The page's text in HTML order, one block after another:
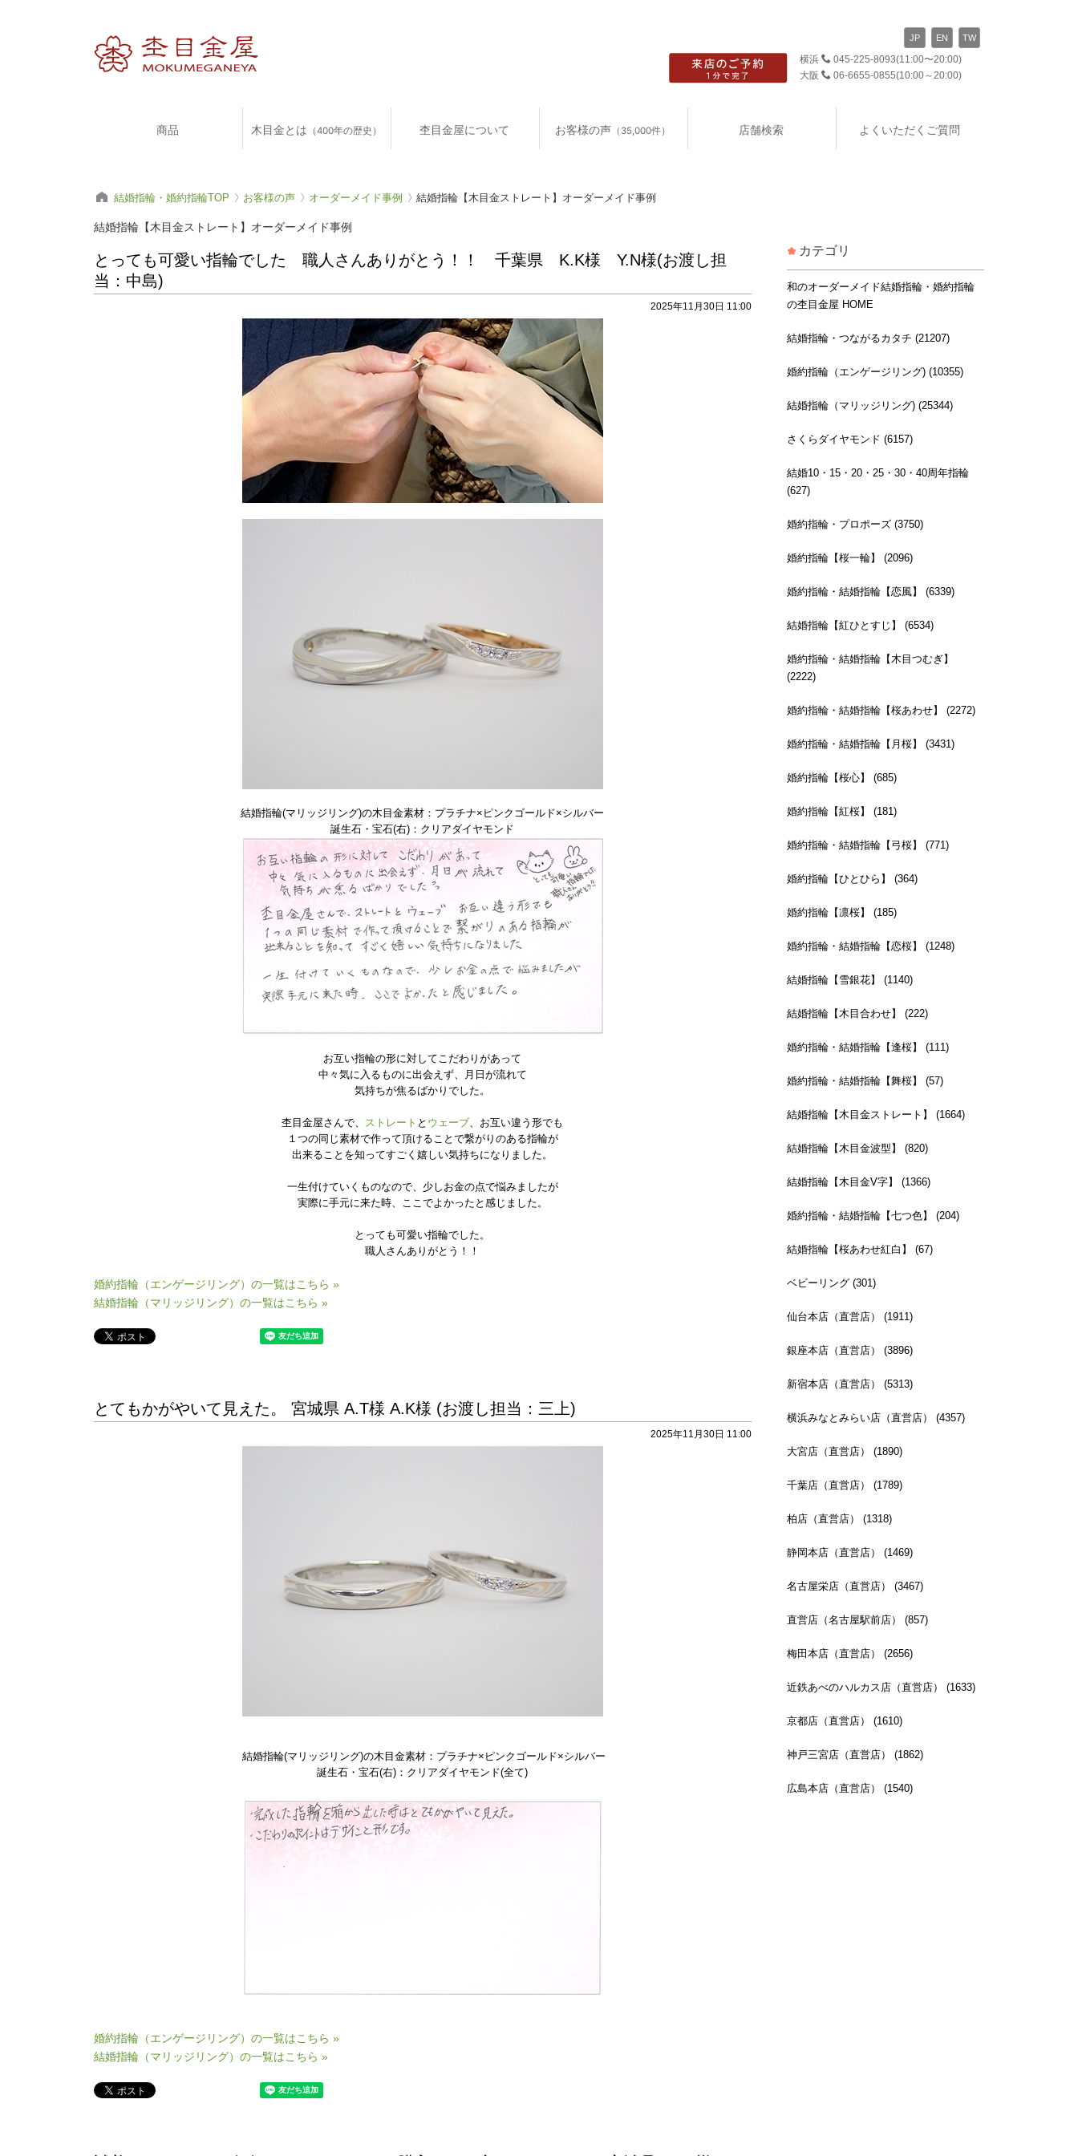
横浜 045-225-8093(11:00〜20:00)
大阪
06-6655-0855(10:00～20:00)
JP EN TW
商品 木目金とは （400年の歴史） 杢目金屋について お客様の声 （35,000件） 店舗検索 よくいただくご質問
結婚指輪・婚約指輪TOP お客様の声 オーダーメイド事例 結婚指輪【木目金ストレート】オーダーメイド事例
結婚指輪【木目金ストレート】オーダーメイド事例
とっても可愛い指輪でした 職人さんありがとう！！ 千葉県 K.K様 Y.N様(お渡し担
当：中島)
2025年11月30日 11:00
結婚指輪(マリッジリング)の木目金素材：プラチナ×ピンクゴールド×シルバー
誕生石・宝石(右)：クリアダイヤモンド
お互い指輪の形に対してこだわりがあって
中々気に入るものに出会えず、月日が流れて
気持ちが焦るばかりでした。
杢目金屋さんで、 ストレート と ウェーブ 、お互い違う形でも
１つの同じ素材で作って頂けることで繋がりのある指輪が
出来ることを知ってすごく嬉しい気持ちになりました。
一生付けていくものなので、少しお金の点で悩みましたが
実際に手元に来た時、ここでよかったと感じました。
とっても可愛い指輪でした。
職人さんありがとう！！
婚約指輪（エンゲージリング）の一覧はこちら »
結婚指輪（マリッジリング）の一覧はこちら »
とてもかがやいて見えた。 宮城県 A.T様 A.K様 (お渡し担当：三上)
2025年11月30日 11:00
結婚指輪(マリッジリング)の木目金素材： プラチナ×ピンクゴールド×シルバー
誕生石・宝石(右)：クリアダイヤモンド(全て)
婚約指輪（エンゲージリング）の一覧はこちら »
結婚指輪（マリッジリング）の一覧はこちら »
カテゴリ
和のオーダーメイド結婚指輪・婚約指輪
の杢目金屋 HOME
結婚指輪・つながるカタチ (21207)
婚約指輪（エンゲージリング) (10355)
結婚指輪（マリッジリング) (25344)
さくらダイヤモンド (6157)
結婚10・15・20・25・30・40周年指輪
(627)
婚約指輪・プロポーズ (3750)
婚約指輪【桜一輪】 (2096)
婚約指輪・結婚指輪【恋風】 (6339)
結婚指輪【紅ひとすじ】 (6534)
婚約指輪・結婚指輪【木目つむぎ】
(2222)
婚約指輪・結婚指輪【桜あわせ】 (2272)
婚約指輪・結婚指輪【月桜】 (3431)
婚約指輪【桜心】 (685)
婚約指輪【紅桜】 (181)
婚約指輪・結婚指輪【弓桜】 (771)
婚約指輪【ひとひら】 (364)
婚約指輪【凛桜】 (185)
婚約指輪・結婚指輪【恋桜】 (1248)
結婚指輪【雪銀花】 (1140)
結婚指輪【木目合わせ】 (222)
婚約指輪・結婚指輪【逢桜】 (111)
婚約指輪・結婚指輪【舞桜】 (57)
結婚指輪【木目金ストレート】 (1664)
結婚指輪【木目金波型】 (820)
結婚指輪【木目金V字】 (1366)
婚約指輪・結婚指輪【七つ色】 (204)
結婚指輪【桜あわせ紅白】 (67)
ベビーリング (301)
仙台本店（直営店） (1911)
銀座本店（直営店） (3896)
新宿本店（直営店） (5313)
横浜みなとみらい店（直営店） (4357)
大宮店（直営店） (1890)
千葉店（直営店） (1789)
柏店（直営店） (1318)
静岡本店（直営店） (1469)
名古屋栄店（直営店） (3467)
直営店（名古屋駅前店） (857)
梅田本店（直営店） (2656)
近鉄あべのハルカス店（直営店） (1633)
京都店（直営店） (1610)
神戸三宮店（直営店） (1862)
広島本店（直営店） (1540)